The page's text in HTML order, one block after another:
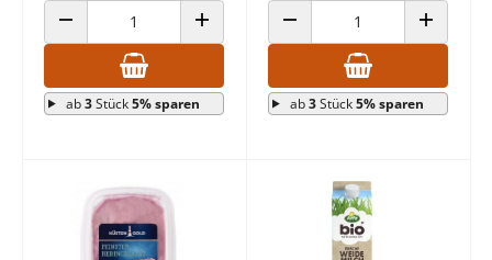
ANZAHL VERRINGERN ANZAHL ERHÖHEN
ab3Stück5% sparen
ANZAHL VERRINGERN ANZAHL
ab3Stück5% sparen